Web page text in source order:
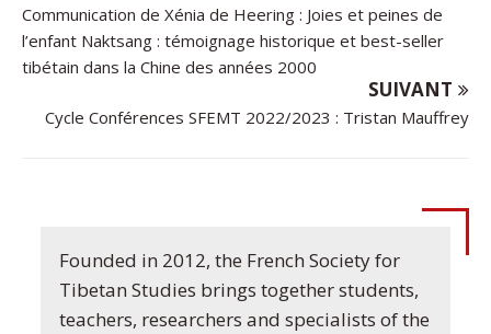
Communication de Xénia de Heering : Joies et peines de
l’enfant Naktsang : témoignage historique et best-seller
tibétain dans la Chine des années 2000
SUIVANT
Cycle Conférences SFEMT 2022/2023 : Tristan Mauffrey
Founded in 2012, the French Society for
Tibetan Studies brings together students,
teachers, researchers and specialists of the